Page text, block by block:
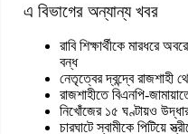
এ বিভাগের অন্যান্য খবর
রাবি শিক্ষার্থীকে মারধরে
বন্ধ
নেতৃত্বের দ্বন্দ্বে রাজশাহী
রাজশাহীতে বিএনপি-
নিখোঁজের ১৫ ঘণ্টায়ও
চারঘাটে স্বামীকে পিটিয়ে